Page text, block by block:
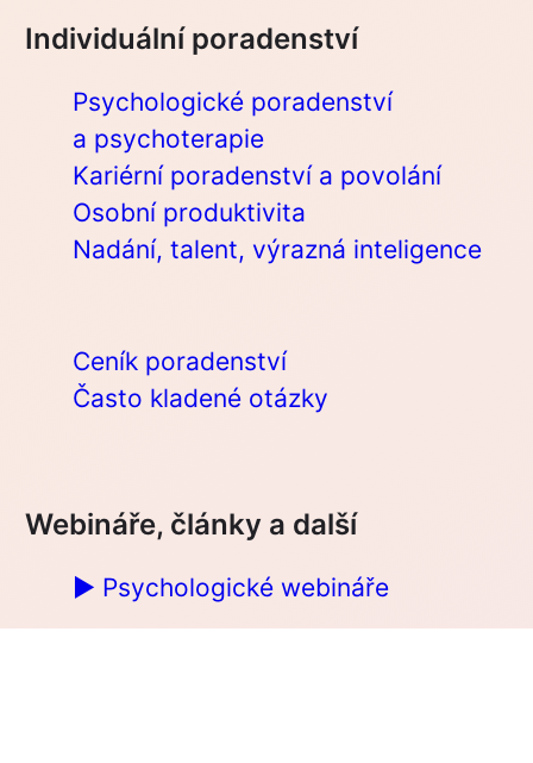
Individuální poradenství
Psychologické poradenství
a psychoterapie
Kariérní poradenství a povolání
Osobní produktivita
Nadání, talent, výrazná inteligence
Ceník poradenství
Často kladené otázky
Webináře, články a další
▶︎ Psychologické webináře